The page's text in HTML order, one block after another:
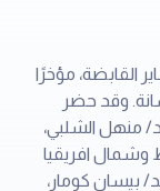
القابضة، مؤخرًا
وقد حضر
منهل الشلبي،
وشمال افريقيا
بيسان كومار،